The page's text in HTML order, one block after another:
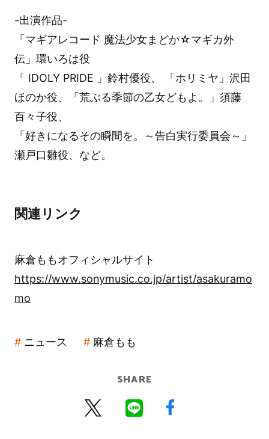
-出演作品-
「マギアレコード 魔法少女まどか☆マギカ外
伝」環いろは役
「 IDOLY PRIDE 」鈴村優役、 「ホリミヤ」沢田
ほのか役、「荒ぶる季節の乙女どもよ。」須藤
百々子役、
「好きになるその瞬間を。～告白実行委員会～」
瀬戸口雛役、など。
関連リンク
麻倉ももオフィシャルサイト
https://www.sonymusic.co.jp/artist/asakuramo
mo
ニュース 麻倉もも
SHARE